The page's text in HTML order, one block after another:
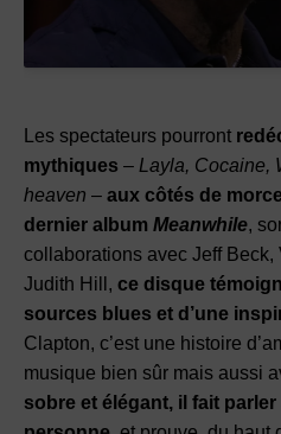
Les spectateurs pourront
mythiques – Layla, Cocaine,
heaven – aux côtés de
dernier album Meanwhile,
collaborations avec Jeff Beck,
Judith Hill, ce disque
sources blues et d’une
Clapton, c’est une histoire
musique bien sûr mais aussi
sobre et élégant, il fait